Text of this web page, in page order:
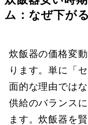
ム：なぜ下が
炊飯器の価格変
ります。単に「
面的な理由では
供給のバランス
ます。炊飯器を